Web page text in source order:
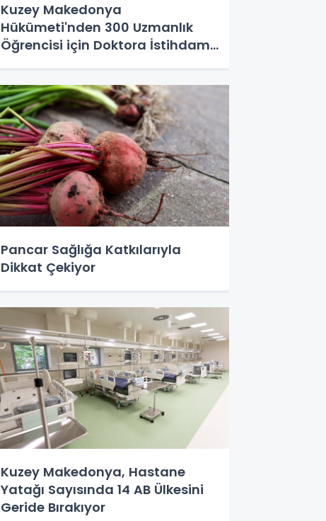
Kuzey Makedonya
Hükümeti'nden 300 Uzmanlık
Öğrencisi için Doktora İstihdam
Pancar Sağlığa Katkılarıyla
Dikkat Çekiyor
Kuzey Makedonya, Hastane
Yatağı Sayısında 14 AB Ülkesini
Geride Bırakıyor